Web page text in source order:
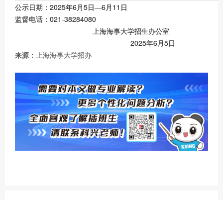
公示日期：2025年6月5日—6月11日
监督电话：021-38284080
上海海事大学招生办公室
2025年6月5日
来源： 上海海事大学招办